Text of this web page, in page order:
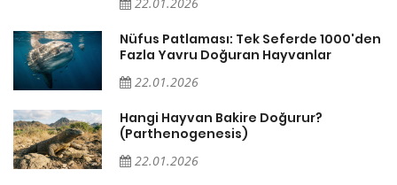
Nüfus Patlaması: Tek Seferde 1000'den
Fazla Yavru Doğuran Hayvanlar
22.01.2026
Hangi Hayvan Bakire Doğurur?
(Parthenogenesis)
22.01.2026